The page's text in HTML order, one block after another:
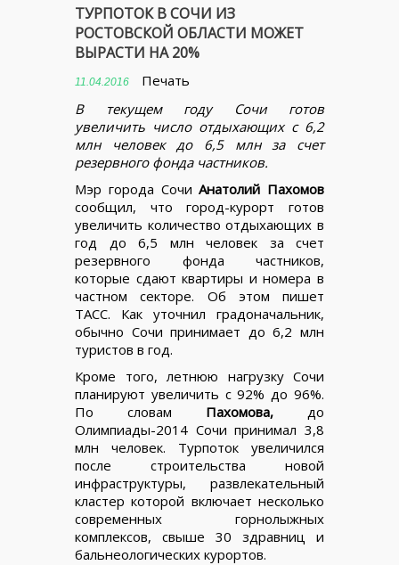
ТУРПОТОК В СОЧИ ИЗ
РОСТОВСКОЙ ОБЛАСТИ МОЖЕТ
ВЫРАСТИ НА 20%
11.04.2016
Печать
В текущем году Сочи готов
увеличить число отдыхающих с 6,2
млн человек до 6,5 млн за счет
резервного фонда частников.
Мэр города СочиАнатолий Пахомов
сообщил, что город-курорт готов
увеличить количество отдыхающих в
год до 6,5 млн человек за счет
резервного фонда частников,
которые сдают квартиры и номера в
частном секторе. Об этом пишет
ТАСС. Как уточнил градоначальник,
обычно Сочи принимает до 6,2 млн
туристов в год.
Кроме того, летнюю нагрузку Сочи
планируют увеличить с 92% до 96%.
По словам Пахомова, до
Олимпиады-2014 Сочи принимал 3,8
млн человек. Турпоток увеличился
после строительства новой
инфраструктуры, развлекательный
кластер которой включает несколько
современных горнолыжных
комплексов, свыше 30 здравниц и
бальнеологических курортов.